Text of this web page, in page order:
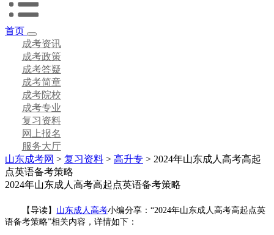
首页
成考资讯
成考政策
成考答疑
成考简章
成考院校
成考专业
复习资料
网上报名
服务大厅
山东成考网 > 复习资料 > 高升专 > 2024年山东成人高考高起
点英语备考策略
2024年山东成人高考高起点英语备考策略
【导读】 山东成人高考小编分享：“2024年山东成人高考高起点英
语备考策略”相关内容，详情如下：